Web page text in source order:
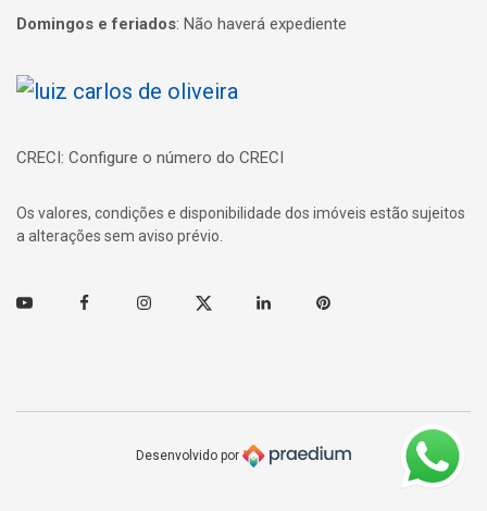
Domingos e feriados: Não haverá expediente
Página inicial
CRECI: Configure o número do CRECI
Os valores, condições e disponibilidade dos imóveis estão sujeitos
a alterações sem aviso prévio.
Youtube FacebookInstagramTwitter Linkedin Pinterest
Desenvolvido por